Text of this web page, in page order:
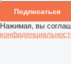
Подписаться
Нажимая, вы